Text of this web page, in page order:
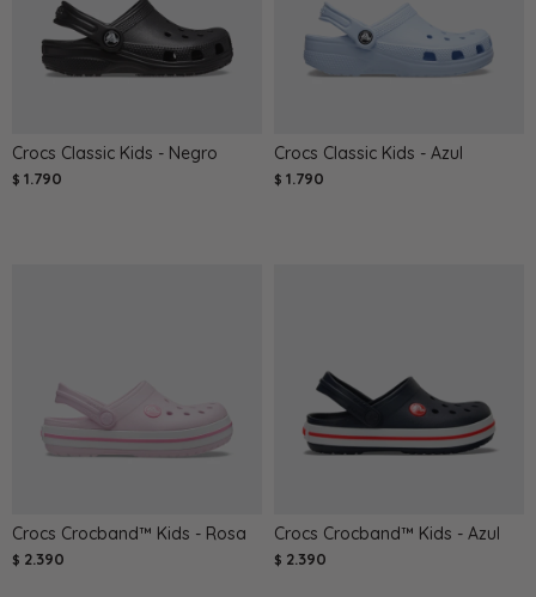
Crocs Classic Kids - Negro
$ 1.790
Crocs Classic Kids - Azul
$ 1.790
Crocs Crocband™ Kids - Rosa
$ 2.390
Crocs Crocband™ Kids - Azul
$ 2.390